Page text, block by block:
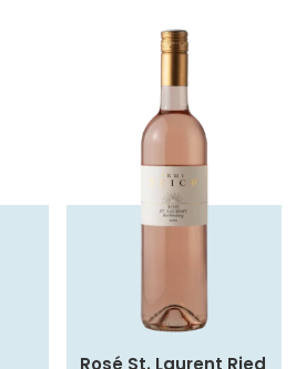
Rosé St. Laurent Ried